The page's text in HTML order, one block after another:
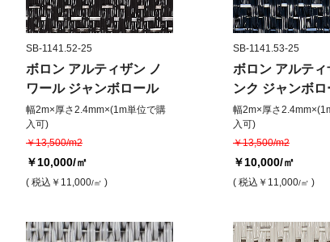
SB-1141.52-25
ボロン アルティザン ノ
ワール ジャンボロール
幅2m×厚さ2.4mm×(1m単位で購
入可)
￥13,500/m2
￥10,000/㎡
( 税込 ￥11,000/㎡ )
SB-1141.53-25
ボロン アルティ
ンク ジャンボロ
幅2m×厚さ
入可)
￥13,500/m2
￥10,000/㎡
( 税込 ￥11,000/㎡ )